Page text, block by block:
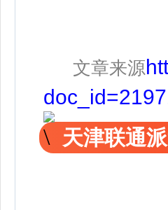
文章来源
天津联通